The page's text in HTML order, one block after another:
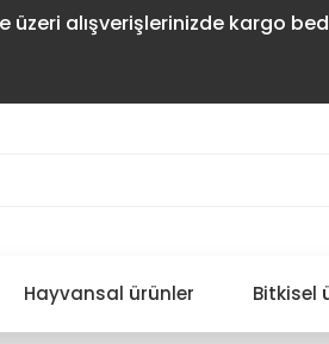
üzeri alışverişlerinizde kargo
Hayvansal ürünler Bitkisel